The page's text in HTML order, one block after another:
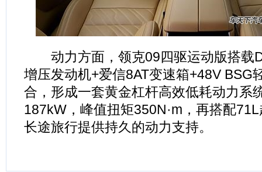
动力方面，领克09四驱运动版搭载
增压发动机+爱信8AT变速箱+48V BSG
合，形成一套黄金杠杆高效低耗动力系
187kW，峰值扭矩350N·m，再搭配
长途旅行提供持久的动力支持。